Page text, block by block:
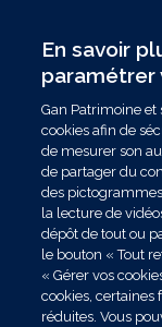
En savoir
paramétrer
Gan Patrimoine et
cookies afin de
de mesurer son
de partager du
des
la lecture de
dépôt de tout ou
le bouton « Tout
« Gérer vos
cookies, certaines
réduites. Vous